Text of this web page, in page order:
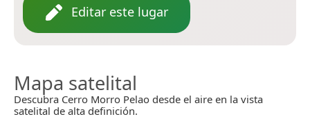
Editar este lugar
Mapa satelital
Descubra Cerro Morro Pelao desde el aire en la vista
satelital de alta definición.